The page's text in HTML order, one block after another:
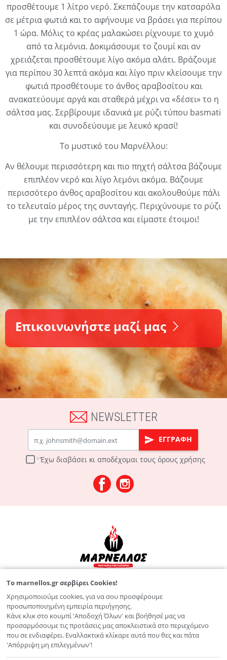
προσθέτουμε 1 λίτρο νερό. Σκεπάζουμε την κατσαρόλα
σε μέτρια φωτιά και το αφήνουμε να βράσει για περίπου
1 ώρα. Μόλις το κρέας μαλακώσει ρίχνουμε το χυμό
από τα λεμόνια. Δοκιμάσουμε το ζουμί και αν
χρειάζεται προσθέτουμε λίγο ακόμα αλάτι. Βράζουμε
για περίπου 30 λεπτά ακόμα και λίγο πριν κλείσουμε την
φωτιά προσθέτουμε το άνθος αραβοσίτου και
ανακατεύουμε αργά και σταθερά μέχρι να «δέσει» το η
σάλτσα μας. Σερβίρουμε ιδανικά με ρύζι τύπου basmati
και συνοδεύουμε με λευκό κρασί!
Το μυστικό του Μαρνέλλου:
Αν θέλουμε περισσότερη και πιο πηχτή σάλτσα βάζουμε
επιπλέον νερό και λίγο λεμόνι ακόμα. Βάζουμε
περισσότερο άνθος αραβοσίτου και ακολουθούμε πάλι
το τελευταίο μέρος της συνταγής. Περιχύνουμε το ρύζι
με την επιπλέον σάλτσα και είμαστε έτοιμοι!
Επικοινωνήστε μαζί μας
NEWSLETTER
Email
ΕΓΓΡΑΦΗ
Έχω διαβάσει κι αποδέχομαι τους όρους χρήσης
Λεωφ. Παπαναστασίου 125
2810 211 826
info@marnellos.gr
ΜΕΝΟΥ
To marnellos.gr σερβίρει Cookies!
Χρησιμοποιούμε cookies, για να σου προσφέρουμε
προσωποποιημένη εμπειρία περιήγησης.
Κάνε κλικ στο κουμπί 'Αποδοχή Όλων' και βοήθησέ μας να
προσαρμόσουμε τις προτάσεις μας αποκλειστικά στο περιεχόμενο
που σε ενδιαφέρει. Εναλλακτικά κλίκαρε αυτά που θες και πάτα
'Απόρριψη μη επιλεγμένων'!